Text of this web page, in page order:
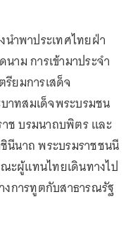
นำพาประเทศไทยฝ่า
าม การเข้ามาประจำ
ยมการเสด็จ
าทสมเด็จพระบรมชน
ช บรมนาถบพิตร และ
นีนาถ พระบรมราชชนนี
ะผู้แทนไทยเดินทางไป
การทูตกับสาธารณรัฐ